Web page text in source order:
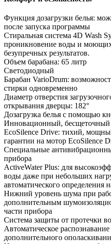
Функция дозагрузки белья:
после запуска программы
Стиральная система 4D Wash
проникновение воды и моющих
безупречных результатов.
Объем барабана: 65 литр
Светодиодный
Барабан VarioDrum:
стирки одновременно
Диаметр отверстия
открывания дверцы: 182°
Дозагрузка белья с помощью
Инновационный, бесщеточный
EcoSilence Drive: тихий,
гарантии на мотор EcoSilence
Специальные
прибора
ActiveWater Plus: для
воды даже при небольших
автоматического определения
Нижний уровень шума при
дополнительным
части прибора
Система защиты от протечки
Автоматическое
дополнительного